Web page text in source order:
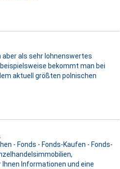
aber als sehr lohnenswertes
bekommt man bei
aktuell größten polnischen
- Fonds - Fonds-Kaufen - Fonds-
Informationen und eine